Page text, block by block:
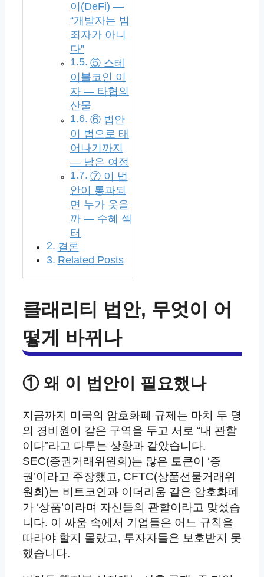
이(DeFi) —
“개발자는 범
죄자가 아니
다”
⑤ 스테
이블코인 이
자 — 타협의
산물
⑥ 법안
이 법으로 태
어나기까지
— 남은 여정
⑦ 이 법
안이 통과되
면 누가 웃을
까 — 수혜 섹
터
결론
Related Posts
클래리티 법안, 무엇이 어
떻게 바뀌나
① 왜 이 법안이 필요했나
지금까지 미국의 암호화폐 규제는 마치 두 명
의 경비원이 같은 구역을 두고 서로 “내 관할
이다”라고 다투는 상황과 같았습니다.
SEC(증권거래위원회)는 많은 토큰이 ‘증
권’이라고 주장했고, CFTC(상품선물거래위
원회)는 비트코인과 이더리움 같은 암호화폐
가 ‘상품’이라며 자신들의 관할이라고 맞섰습
니다. 이 싸움 속에서 기업들은 어느 규칙을
따라야 할지 몰랐고, 투자자들은 보호받지 못
했습니다.